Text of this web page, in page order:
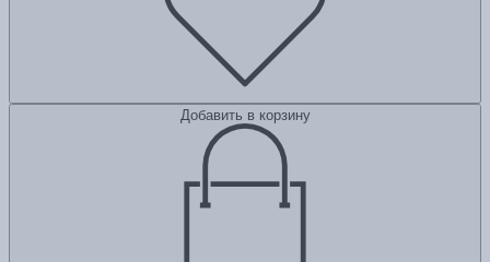
Добавить в корзину